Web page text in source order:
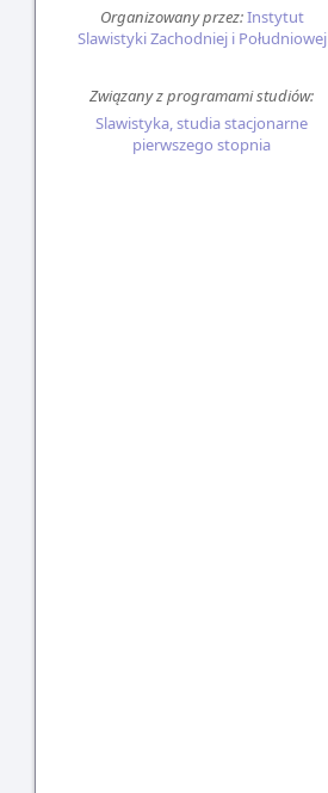
Organizowany przez:Instytut
Slawistyki Zachodniej i Południowej
Związany z programami studiów:
Slawistyka, studia stacjonarne
pierwszego stopnia